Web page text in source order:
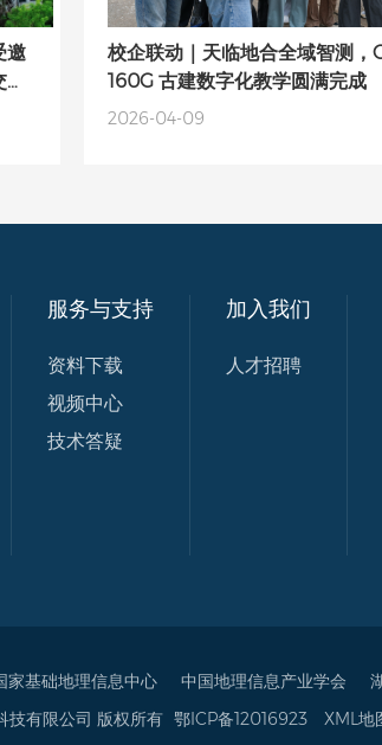
邀
校企联动｜天临地合全域智测，
160G 古建数字化教学圆满完成
2026-04-09
服务与支持
资料下载
视频中心
技术答疑
加入我们
人才招聘
家基础地理信息中心 中国地理信息产业学会
有限公司 版权所有 鄂ICP备12016923 XML地